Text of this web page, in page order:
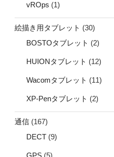
vROps (1)
絵描き用タブレット (30)
BOSTOタブレット (2)
HUIONタブレット (12)
Wacomタブレット (11)
XP-Penタブレット (2)
通信 (167)
DECT (9)